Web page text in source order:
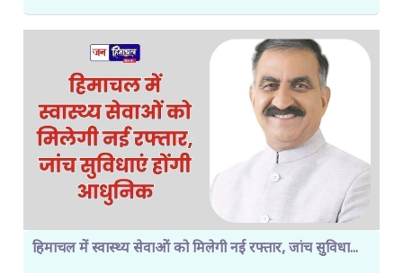
हिमाचल में स्वास्थ्य सेवाओं को मिलेगी नई रफ्तार, जांच सुविधा...